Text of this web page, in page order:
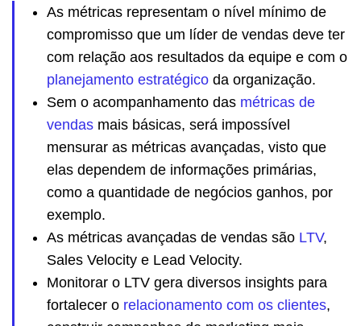
As métricas representam o nível mínimo de
compromisso que um líder de vendas deve ter
com relação aos resultados da equipe e com o
planejamento estratégico da organização.
Sem o acompanhamento das métricas de
vendas mais básicas, será impossível
mensurar as métricas avançadas, visto que
elas dependem de informações primárias,
como a quantidade de negócios ganhos, por
exemplo.
As métricas avançadas de vendas são LTV,
Sales Velocity e Lead Velocity.
Monitorar o LTV gera diversos insights para
fortalecer o relacionamento com os clientes,